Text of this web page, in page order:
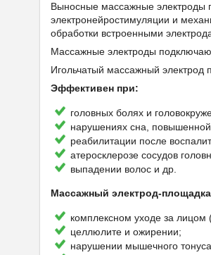
Выносные массажные электроды
электронейростимуляции и
обработки встроенными
Массажные электроды
Игольчатый массажный электрод
Эффективен при:
головных болях и
нарушениях сна,
реабилитации после
атеросклерозе сосудов
выпадении волос и др.
Массажный электрод-
комплексном уходе за лицом
целлюлите и ожирении;
нарушении мышечного